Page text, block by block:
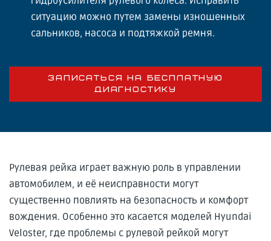
ситуацию можно путем замены изношенных
сальников, насоса и подтяжкой ремня.
ЗАПИСАТЬСЯ НА БЕСПЛАТНУЮ
ДИАГНОСТИКУ
Рулевая рейка играет важную роль в управлении
автомобилем, и её неисправности могут
существенно повлиять на безопасность и комфорт
вождения. Особенно это касается моделей Hyundai
Veloster, где проблемы с рулевой рейкой могут